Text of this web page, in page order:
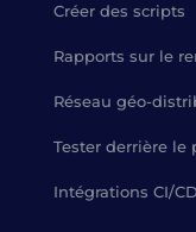
Créer des scripts
Rapports sur le
Réseau géo-
Tester derrière le
Intégrations CI/CD